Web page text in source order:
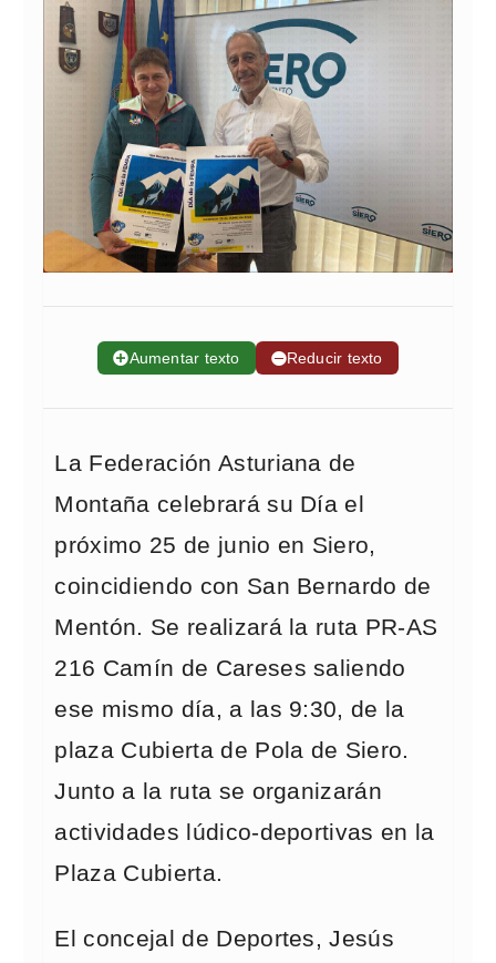
➕Aumentar texto ➖Reducir texto
La Federación Asturiana de
Montaña celebrará su Día el
próximo 25 de junio en Siero,
coincidiendo con San Bernardo de
Mentón. Se realizará la ruta PR-AS
216 Camín de Careses saliendo
ese mismo día, a las 9:30, de la
plaza Cubierta de Pola de Siero.
Junto a la ruta se organizarán
actividades lúdico-deportivas en la
Plaza Cubierta.
El concejal de Deportes, Jesús